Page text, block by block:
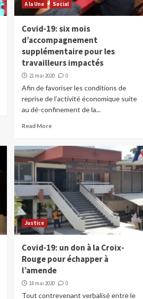
A la Une Social
Covid-19: six mois
d’accompagnement
supplémentaire pour les
travailleurs impactés
21 mai 2020 0
Afin de favoriser les conditions de
reprise de l’activité économique suite
au dé-confinement de la...
Read More
Justice
Covid-19: un don à la Croix-
Rouge pour échapper à
l’amende
18 mai 2020 0
Tout contrevenant verbalisé entre le